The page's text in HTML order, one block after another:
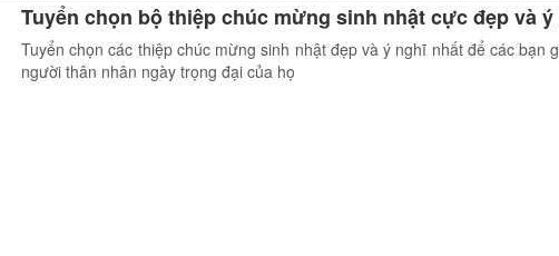
Tuyển chọn bộ thiệp chúc mừng sinh nhật cực đẹp và
Tuyển chọn các thiệp chúc mừng sinh nhật đẹp và ý nghĩ nhất để các bạn
người thân nhân ngày trọng đại của họ